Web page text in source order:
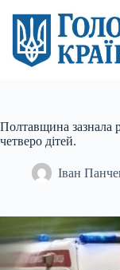
вмісту
Полтавщина зазнала
четверо дітей.
Іван